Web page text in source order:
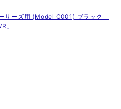
サーズ用 (Model C001) ブラック」
」